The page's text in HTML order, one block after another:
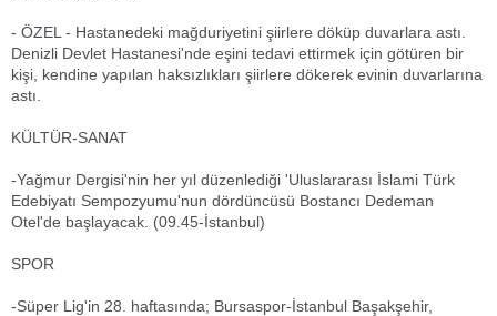
- ÖZEL - Hastanedeki mağduriyetini şiirlere döküp duvarlara astı.
Denizli Devlet Hastanesi'nde eşini tedavi ettirmek için götüren bir
kişi, kendine yapılan haksızlıkları şiirlere dökerek evinin duvarlarına
astı.
KÜLTÜR-SANAT
-Yağmur Dergisi'nin her yıl düzenlediği 'Uluslararası İslami Türk
Edebiyatı Sempozyumu'nun dördüncüsü Bostancı Dedeman
Otel'de başlayacak. (09.45-İstanbul)
SPOR
-Süper Lig'in 28. haftasında; Bursaspor-İstanbul Başakşehir,